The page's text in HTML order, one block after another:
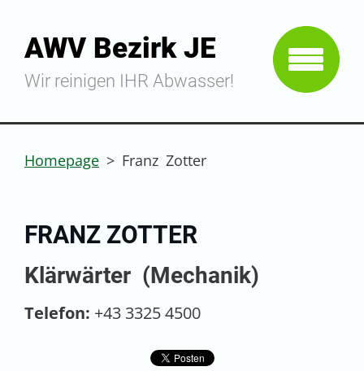
AWV Bezirk JE
Wir reinigen IHR Abwasser!
Homepage > Franz Zotter
FRANZ ZOTTER
Klärwärter (Mechanik)
Telefon: +43 3325 4500